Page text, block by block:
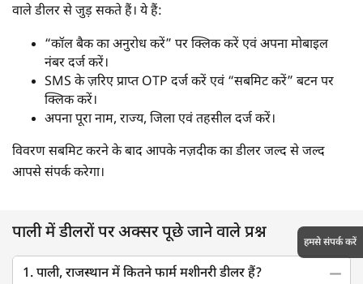
वाले डीलर से जुड़ सकते हैं। ये हैं:
“कॉल बैक का अनुरोध करें” पर क्लिक करें एवं अपना मोबाइल
नंबर दर्ज करें।
SMS के ज़रिए प्राप्त OTP दर्ज करें एवं “सबमिट करें” बटन पर
क्लिक करें।
अपना पूरा नाम, राज्य, जिला एवं तहसील दर्ज करें।
विवरण सबमिट करने के बाद आपके नज़दीक का डीलर जल्द से जल्द
आपसे संपर्क करेगा।
पाली में डीलरों पर अक्सर पूछे जाने वाले प्रश्न
1. पाली, राजस्थान में कितने फार्म मशीनरी डीलर हैं?
हमसे संपर्क करें